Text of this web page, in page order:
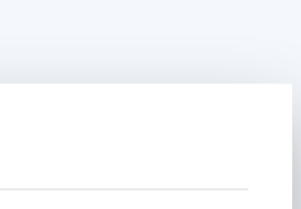
für Skype for